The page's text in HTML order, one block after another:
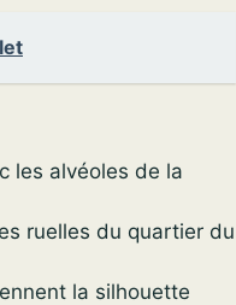
les alvéoles de la
ruelles du quartier du
la silhouette